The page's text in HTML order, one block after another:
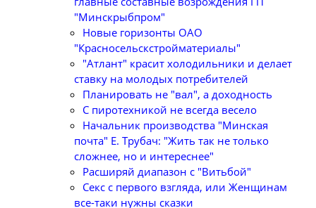
"Минскрыбпром"
Новые горизонты ОАО
"Красносельскстройматериалы"
"Атлант" красит холодильники и делает
ставку на молодых потребителей
Планировать не "вал", а доходность
С пиротехникой не всегда весело
Начальник производства "Минская
почта" Е. Трубач: "Жить так не только
сложнее, но и интереснее"
Расширяй диапазон с "Витьбой"
Секс с первого взгляда, или Женщинам
все-таки нужны сказки